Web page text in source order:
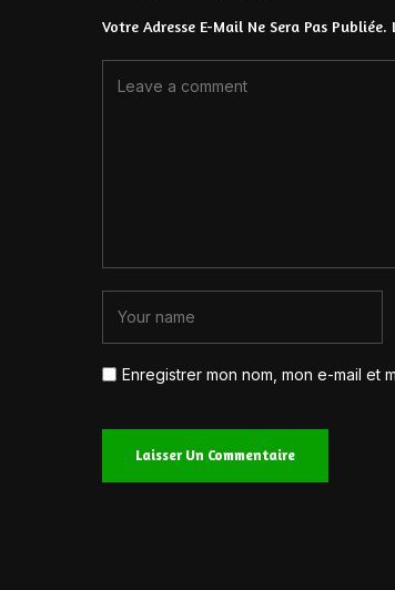
Votre Adresse E-Mail Ne Sera Pas Publiée.
Enregistrer mon nom, mon e-mail et